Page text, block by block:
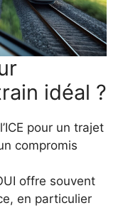
idéal ?
pour un trajet
compromis
offre souvent
en particulier